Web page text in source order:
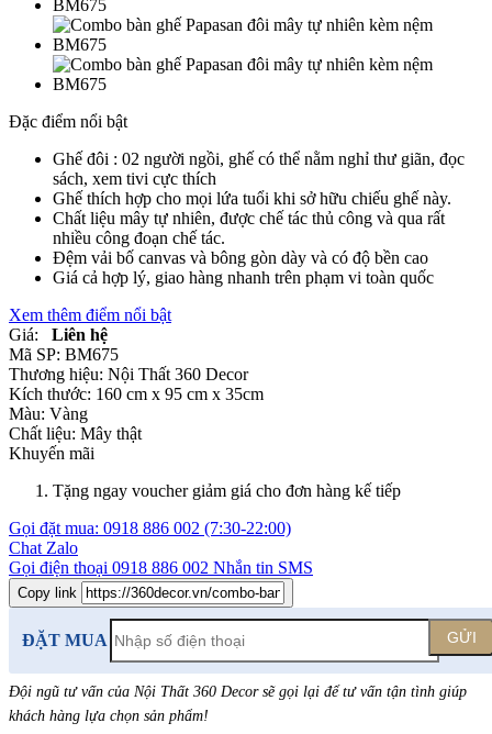
Đặc điểm nổi bật
Ghế đôi : 02 người ngồi, ghế có thể nằm nghỉ thư giãn, đọc
sách, xem tivi cực thích
Ghế thích hợp cho mọi lứa tuổi khi sở hữu chiếu ghế này.
Chất liệu mây tự nhiên, được chế tác thủ công và qua rất
nhiều công đoạn chế tác.
Đệm vải bố canvas và bông gòn dày và có độ bền cao
Giá cả hợp lý, giao hàng nhanh trên phạm vi toàn quốc
Xem thêm điểm nổi bật
Giá:
Liên hệ
Mã SP: BM675
Thương hiệu: Nội Thất 360 Decor
Kích thước: 160 cm x 95 cm x 35cm
Màu: Vàng
Chất liệu: Mây thật
Khuyến mãi
Tặng ngay voucher giảm giá cho đơn hàng kế tiếp
Gọi đặt mua: 0918 886 002 (7:30-22:00)
Chat Zalo
Gọi điện thoại 0918 886 002 Nhắn tin SMS
Copy link
ĐẶT MUA GỬI
Đội ngũ tư vấn của Nội Thất 360 Decor sẽ gọi lại để tư vấn tận tình giúp
khách hàng lựa chọn sản phẩm!